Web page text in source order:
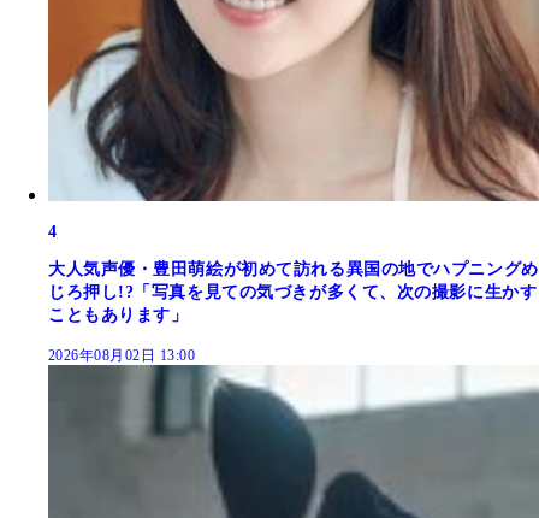
4
大人気声優・豊田萌絵が初めて訪れる異国の地でハプニングめ
じろ押し!?「写真を見ての気づきが多くて、次の撮影に生かす
こともあります」
2026年08月02日 13:00